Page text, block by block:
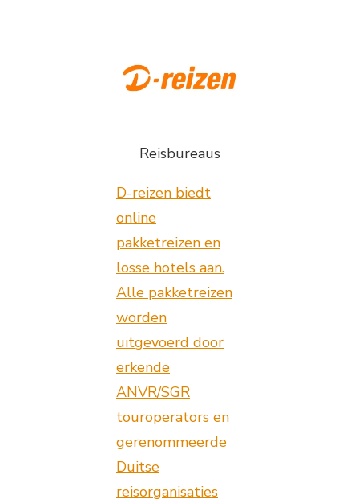
Reisbureaus
D-reizen biedt
online
pakketreizen en
losse hotels aan.
Alle pakketreizen
worden
uitgevoerd door
erkende
ANVR/SGR
touroperators en
gerenommeerde
Duitse
reisorganisaties